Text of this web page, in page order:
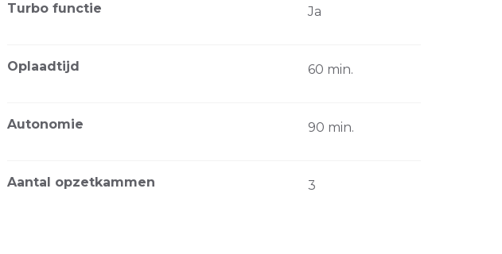
Turbo functie Ja
Oplaadtijd 60 min.
Autonomie 90 min.
Aantal opzetkammen 3